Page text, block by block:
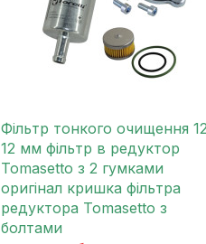
Фільтр тонкого очищення
12 мм фільтр в редуктор
Tomasetto з 2 гумками
оригінал кришка фільтра
редуктора Tomasetto з
болтами